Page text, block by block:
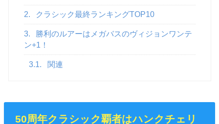
2. クラシック最終ランキングTOP10
3.
勝利のルアーはメガバスのヴィジョンワンテ
ン+1！
3.1. 関連
50周年クラシック覇者はハンクチェリ